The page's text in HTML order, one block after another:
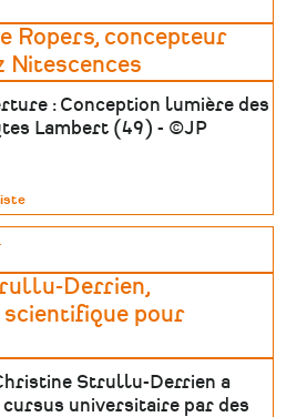
Ropers, concepteur
Nitescences
: Conception lumière des
Lambert (49) - ©JP
Derrien,
pour
Strullu-Derrien a
cursus universitaire par des